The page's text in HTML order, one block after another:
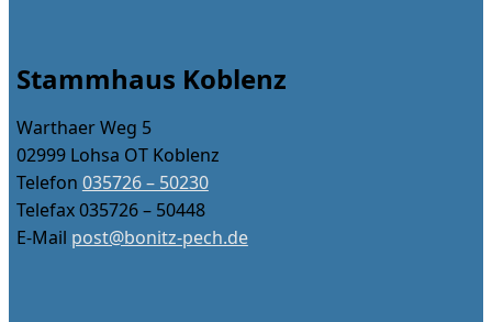
Stammhaus Koblenz
Warthaer Weg 5
02999 Lohsa OT Koblenz
Telefon 035726 – 50230
Telefax 035726 – 50448
E-Mail post@bonitz-pech.de